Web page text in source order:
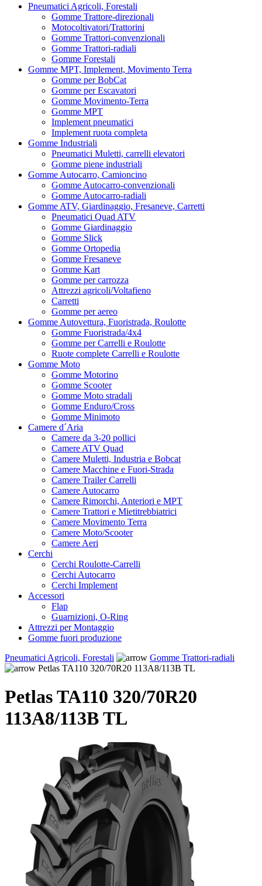
Pneumatici Agricoli, Forestali
Gomme Trattore-direzionali
Motocoltivatori/Trattorini
Gomme Trattori-convenzionali
Gomme Trattori-radiali
Gomme Forestali
Gomme MPT, Implement, Movimento Terra
Gomme per BobCat
Gomme per Escavatori
Gomme Movimento-Terra
Gomme MPT
Implement pneumatici
Implement ruota completa
Gomme Industriali
Pneumatici Muletti, carrelli elevatori
Gomme piene industriali
Gomme Autocarro, Camioncino
Gomme Autocarro-convenzionali
Gomme Autocarro-radiali
Gomme ATV, Giardinaggio, Fresaneve, Carretti
Pneumatici Quad ATV
Gomme Giardinaggio
Gomme Slick
Gomme Ortopedia
Gomme Fresaneve
Gomme Kart
Gomme per carrozza
Attrezzi agricoli/Voltafieno
Carretti
Gomme per aereo
Gomme Autovettura, Fuoristrada, Roulotte
Gomme Fuoristrada/4x4
Gomme per Carrelli e Roulotte
Ruote complete Carrelli e Roulotte
Gomme Moto
Gomme Motorino
Gomme Scooter
Gomme Moto stradali
Gomme Enduro/Cross
Gomme Minimoto
Camere d´Aria
Camere da 3-20 pollici
Camere ATV Quad
Camere Muletti, Industria e Bobcat
Camere Macchine e Fuori-Strada
Camere Trailer Carrelli
Camere Autocarro
Camere Rimorchi, Anteriori e MPT
Camere Trattori e Mietitrebbiatrici
Camere Movimento Terra
Camere Moto/Scooter
Camere Aeri
Cerchi
Cerchi Roulotte-Carrelli
Cerchi Autocarro
Cerchi Implement
Accessori
Flap
Guarnizioni, O-Ring
Attrezzi per Montaggio
Gomme fuori produzione
Pneumatici Agricoli, Forestali
Gomme Trattori-radiali
Petlas TA110 320/70R20 113A8/113B TL
Petlas TA110 320/70R20
113A8/113B TL